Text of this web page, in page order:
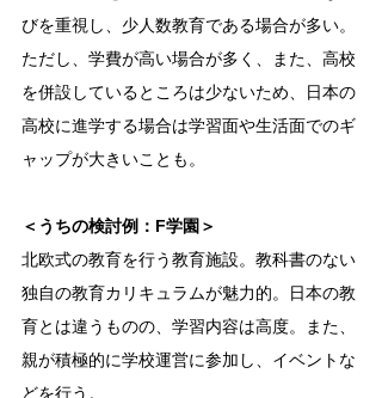
びを重視し、少人数教育である場合が多い。
ただし、学費が高い場合が多く、また、高校
を併設しているところは少ないため、日本の
高校に進学する場合は学習面や生活面でのギ
ャップが大きいことも。
＜うちの検討例：F学園＞
北欧式の教育を行う教育施設。教科書のない
独自の教育カリキュラムが魅力的。日本の教
育とは違うものの、学習内容は高度。また、
親が積極的に学校運営に参加し、イベントな
どを行う。